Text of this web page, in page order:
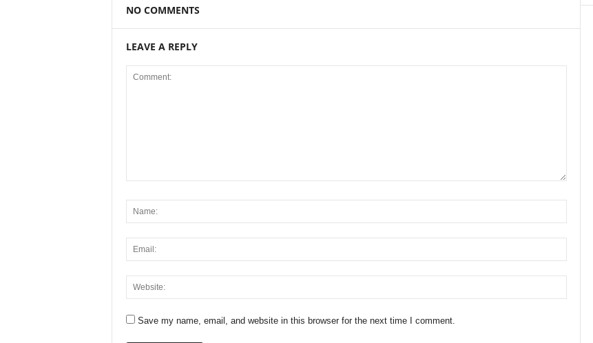
NO COMMENTS
LEAVE A REPLY
Save my name, email, and website in this browser for the next time I comment.